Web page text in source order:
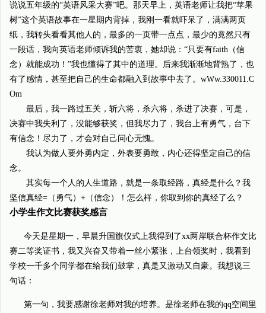
说说五年级的“英语风采大赛”吧。那天早上，英语老师让我把“苹果
树”这个英语故事在一星期内背掉，我刚一看就吓呆了，满满两页
纸，我转头看看其他人的，最多的一页带一点点，最少的竟然只有
一段话，我向英语老师倾诉我的苦衷，她却说：“只要有faith（信
念）就能成功！”我也懂得了其中的道理。后来我渐渐地背熟了，也
有了感情，甚至把自己的生命都融入到故事中去了。wWw.330011.C
Om
最后，我一路过五关，斩六将，杀六将，杀进了决赛，可是，
决赛中我失利了，没能够获奖，但我尽力了，我台上有勇气，台下
有信念！尽力了，才会对自己问心无愧。
我认为做人要外勇内定，外表要勇敢，内心还得坚定自己的信
念。
其实每一个人的人生道路，就是一条取经路，真经是什么？我
坚信真经=（勇气）+（信念）！怎么样，你取到你的真经了么？
小学生作文比赛获奖感言
今天是星期一，早晨升国旗仪式上我得到了xx两岸联合杯作文比
赛二等奖证书，我又兴奋又带着一丝小紧张，上台领奖时，我看到
学校一千多个同学都在给我们鼓掌，真是又激动又自豪。我想说三
句话：
第一句，我要感谢徐老师对我的培养。是徐老师在我的qq空间里